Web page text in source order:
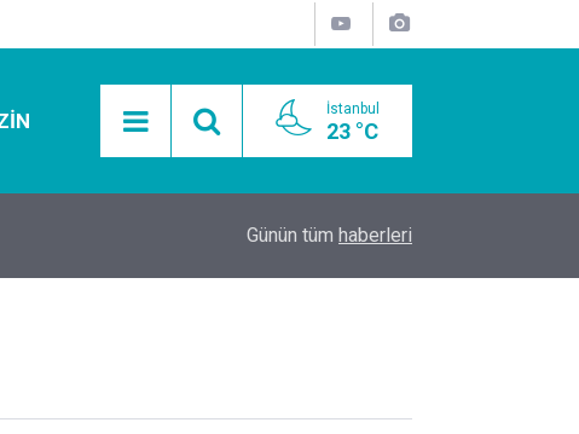
İstanbul
23 °C
Mobil Araçlarla Hayır Lokması Dağıtımının
Günün tüm haberleri